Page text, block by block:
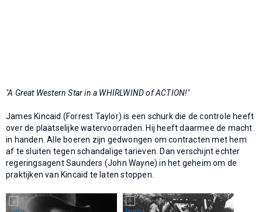
"A Great Western Star in a WHIRLWIND of ACTION!"
James Kincaid (Forrest Taylor) is een schurk die de controle heeft
over de plaatselijke watervoorraden. Hij heeft daarmee de macht
in handen. Alle boeren zijn gedwongen om contracten met hem
af te sluiten tegen schandalige tarieven. Dan verschijnt echter
regeringsagent Saunders (John Wayne) in het geheim om de
praktijken van Kincaid te laten stoppen.